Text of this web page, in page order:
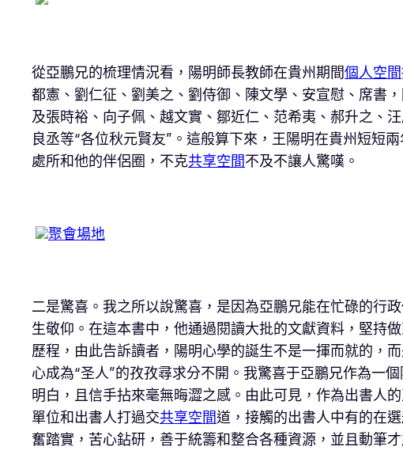
從亞鵬兄的梳理情況看，陽明師長教師在貴州期間個人空間
都憲、劉仁征、劉美之、劉侍御、陳文學、安宣慰、席書
及張時裕、向子佩、越文實、鄒近仁、范希夷、郝升之、
良丞等“各位秋元賢友”。這般算下來，王陽明在貴州短短
處所和他的伴侶圈，不克共享空間不及不讓人驚嘆。
聚會場地
二是驚喜。我之所以說驚喜，是因為亞鵬兄能在忙碌的行
生敬仰。在這本書中，他通過閱讀大批的文獻資料，堅持
歷程，由此告訴讀者，陽明心學的誕生不是一揮而就的，
心成為“圣人”的孜孜尋求分不開。我驚喜于亞鵬兄作為一
明白，且信手拈來毫無晦澀之感。由此可見，作為出書人
單位和出書人打過交共享空間道，接觸的出書人中有的在
奮踏實，苦心鉆研，善于統籌和整合各種資源，並且動筆